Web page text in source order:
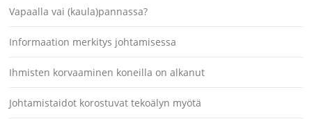
Vapaalla vai (kaula)pannassa?
Informaation merkitys johtamisessa
Ihmisten korvaaminen koneilla on alkanut
Johtamistaidot korostuvat tekoälyn myötä